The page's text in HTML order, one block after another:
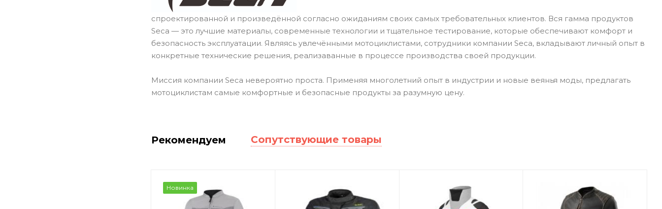
спроектированной и произведённой согласно ожиданиям своих самых требовательных клиентов. Вся гамма продуктов
Seca — это лучшие материалы, современные технологии и тщательное тестирование, которые обеспечивают комфорт и
безопасность эксплуатации. Являясь увлечёнными мотоциклистами, сотрудники компании Seca, вкладывают личный опыт в
конкретные технические решения, реализаванные в процессе производства своей продукции.
Миссия компании Seca невероятно проста. Применяя многолетний опыт в индустрии и новые веянья моды, предлагать
мотоциклистам самые комфортные и безопасные продукты за разумную цену.
Рекомендуем Сопутствующие товары
Новинка